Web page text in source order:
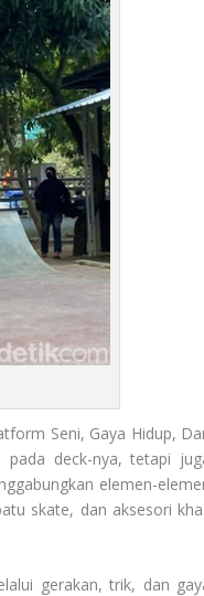
Seni, Gaya Hidup,
pada deck-nya, tetapi
elemen-
skate, dan aksesori
gerakan, trik, dan